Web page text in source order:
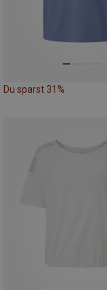
Du sparst 31%